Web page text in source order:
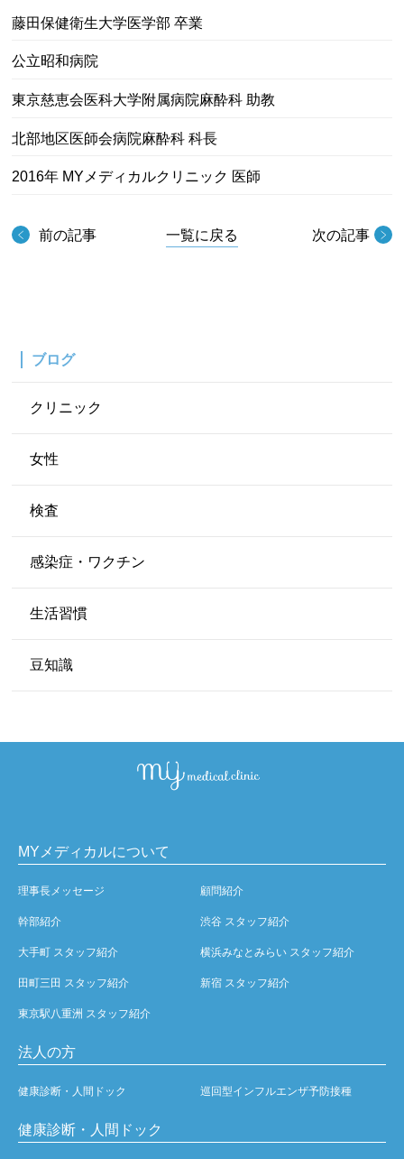
藤田保健衛生大学医学部 卒業
公立昭和病院
東京慈恵会医科大学附属病院麻酔科 助教
北部地区医師会病院麻酔科 科長
2016年 MYメディカルクリニック 医師
前の記事 一覧に戻る 次の記事
ブログ
クリニック
女性
検査
感染症・ワクチン
生活習慣
豆知識
MYメディカルについて
理事長メッセージ 顧問紹介
幹部紹介 渋谷 スタッフ紹介
大手町 スタッフ紹介 横浜みなとみらい スタッフ紹介
田町三田 スタッフ紹介 新宿 スタッフ紹介
東京駅八重洲 スタッフ紹介
法人の方
健康診断・人間ドック 巡回型インフルエンザ予防接種
健康診断・人間ドック